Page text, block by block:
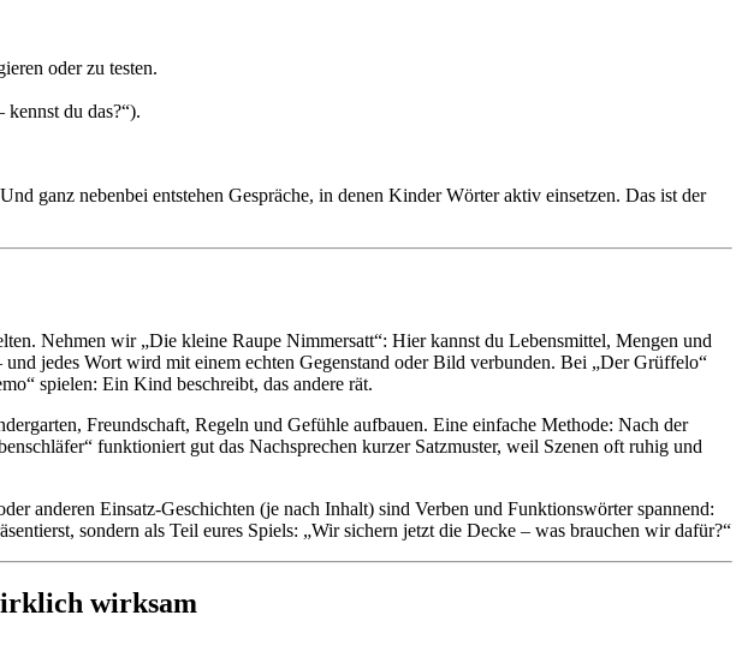
oder zu testen.
du das?“).
ganz nebenbei entstehen Gespräche, in denen Kinder Wörter aktiv einsetzen. Das ist der
Nehmen wir „Die kleine Raupe Nimmersatt“: Hier kannst du Lebensmittel, Mengen und
jedes Wort wird mit einem echten Gegenstand oder Bild verbunden. Bei „Der Grüffelo“
spielen: Ein Kind beschreibt, das andere rät.
Freundschaft, Regeln und Gefühle aufbauen. Eine einfache Methode: Nach der
funktioniert gut das Nachsprechen kurzer Satzmuster, weil Szenen oft ruhig und
anderen Einsatz-Geschichten (je nach Inhalt) sind Verben und Funktionswörter spannend:
sondern als Teil eures Spiels: „Wir sichern jetzt die Decke – was brauchen wir dafür?“
wirksam